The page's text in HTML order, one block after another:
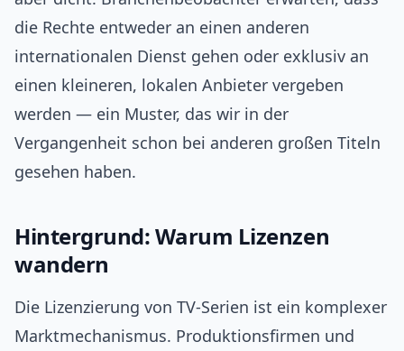
die Rechte entweder an einen anderen
internationalen Dienst gehen oder exklusiv an
einen kleineren, lokalen Anbieter vergeben
werden — ein Muster, das wir in der
Vergangenheit schon bei anderen großen Titeln
gesehen haben.
Hintergrund: Warum Lizenzen
wandern
Die Lizenzierung von TV‑Serien ist ein komplexer
Marktmechanismus. Produktionsfirmen und